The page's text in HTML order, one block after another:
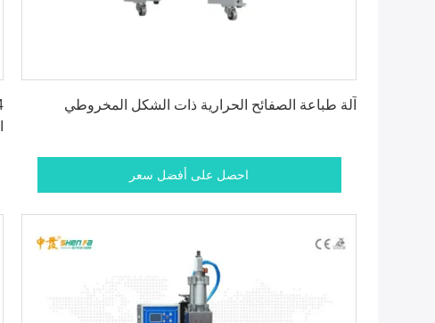
آلة طباعة الصفائح الحرارية ذات الشكل المخروطي
احصل على أفضل سعر